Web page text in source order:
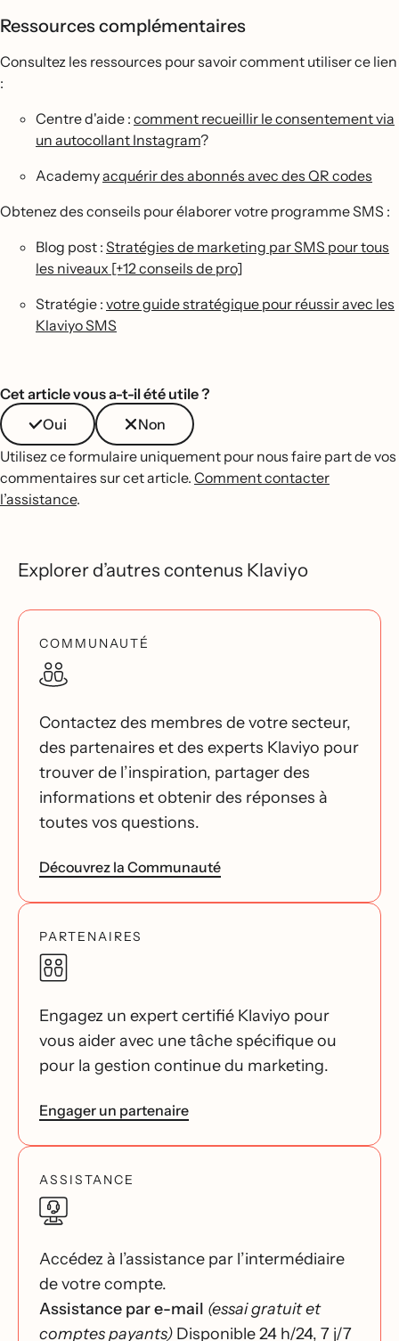
Ressources complémentaires
Consultez les ressources pour savoir comment utiliser ce lien
:
Centre d'aide : comment recueillir le consentement via
un autocollant Instagram?
Academyacquérir des abonnés avec des QR codes
Obtenez des conseils pour élaborer votre programme SMS :
Blog post : Stratégies de marketing par SMS pour tous
les niveaux [+12 conseils de pro]
Stratégie : votre guide stratégique pour réussir avec les
Klaviyo SMS
Cet article vous a-t-il été utile ?
Oui
Non
Utilisez ce formulaire uniquement pour nous faire part de vos
commentaires sur cet article. Comment contacter
l’assistance.
Explorer d’autres contenus Klaviyo
COMMUNAUTÉ
Contactez des membres de votre secteur,
des partenaires et des experts Klaviyo pour
trouver de l’inspiration, partager des
informations et obtenir des réponses à
toutes vos questions.
Découvrez la Communauté
PARTENAIRES
Engagez un expert certifié Klaviyo pour
vous aider avec une tâche spécifique ou
pour la gestion continue du marketing.
Engager un partenaire
ASSISTANCE
Accédez à l’assistance par l’intermédiaire
de votre compte.
Assistance par e-mail (essai gratuit et
comptes payants) Disponible 24 h/24, 7 j/7